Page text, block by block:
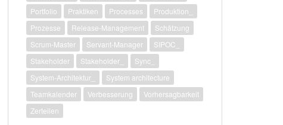
Portfolio
Praktiken Processes
Produktion_
Prozesse
Release-Management
Schätzung
Scrum-Master
Servant-Manager
SIPOC_
Stakeholder
Stakeholder_
Sync_
System-Architektur_
System architecture
Teamkalender
Verbesserung
Vorhersagbarkeit
Zerteilen